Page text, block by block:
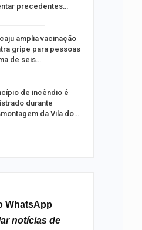
precedentes…
amplia vacinação
gripe para pessoas
de seis…
de incêndio é
durante
da Vila do…
WhatsApp
notícias de